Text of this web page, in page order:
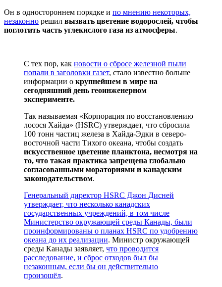
Он в одностороннем порядке и по мнению некоторых,
незаконно решил вызвать цветение водорослей, чтобы
поглотить часть углекислого газа из атмосферы.
С тех пор, как новости о сбросе железной пыли
попали в заголовки газет, стало известно больше
информации о крупнейшем в мире на
сегодняшний день геоинженерном
эксперименте.
Так называемая «Корпорация по восстановлению
лосося Хайда» (HSRC) утверждает, что сбросила
100 тонн частиц железа в Хайда-Эдки в северо-
восточной части Тихого океана, чтобы создать
искусственное цветение планктона, несмотря на
то, что такая практика запрещена глобально
согласованными мораториями и канадским
законодательством.
Генеральный директор HSRC Джон Дисней
утверждает, что несколько канадских
государственных учреждений, в том числе
Министерство окружающей среды Канады, были
проинформированы о планах HSRC по удобрению
океана до их реализации. Министр окружающей
среды Канады заявляет, что проводится
расследование, и сброс отходов был бы
незаконным, если бы он действительно
произошёл.